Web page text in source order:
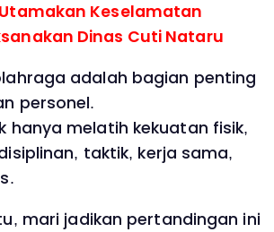
Keselamatan
Dinas Cuti Nataru
adalah bagian penting
personel.
hanya melatih kekuatan fisik,
taktik, kerja sama,
mari jadikan pertandingan ini